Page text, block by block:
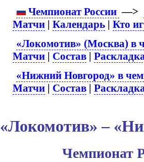
Чемпионат России —>
Матчи |Календарь |Кто
«Локомотив» (Москва) в
Матчи | Состав |
«Нижний Новгород» в
Матчи | Состав |
«Локомотив» –
Чемпионат